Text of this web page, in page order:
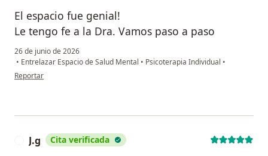
El espacio fue genial!
Le tengo fe a la Dra. Vamos paso a paso
26 de junio de 2026
• Entrelazar Espacio de Salud Mental • Psicoterapia Individual •
en opinión del usuario Pipe G
Reportar
J.g Cita verificada